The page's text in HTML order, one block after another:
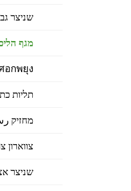
שניצר
מגף
อกพยุง
תליות
מחזיק
צווארון
שניצר